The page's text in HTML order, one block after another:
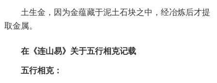
土生金，因为金蕴藏于泥土石块之中，经冶炼后才提
取金属。
在《连山易》关于五行相克记载
五行相克：